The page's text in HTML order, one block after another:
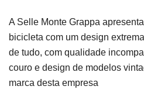
A Selle Monte Grappa
bicicleta com um design
de tudo, com qualidade
couro e design de modelos
marca desta empresa